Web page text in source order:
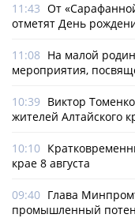
11:43 От
отметят День
11:08 На малой
мероприятия,
10:39 Виктор
жителей Алтайского
10:10
крае 8 августа
09:40 Глава
промышленный